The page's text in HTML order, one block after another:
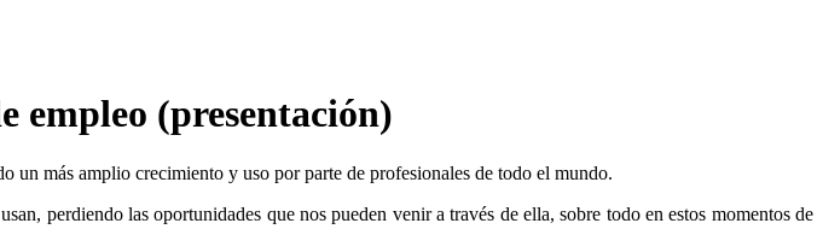
empleo (presentación)
un más amplio crecimiento y uso por parte de profesionales de todo el mundo.
perdiendo las oportunidades que nos pueden venir a través de ella, sobre todo en estos momentos de